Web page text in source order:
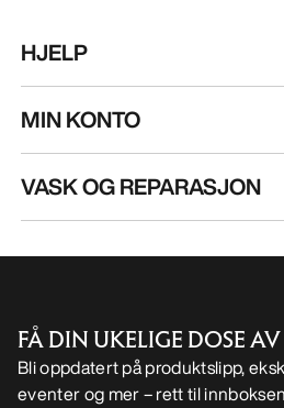
HJELP
MIN KONTO
VASK OG REPARASJON
FÅ DIN UKELIGE DOSE
Bli oppdatert på produktslipp,
eventer og mer – rett til